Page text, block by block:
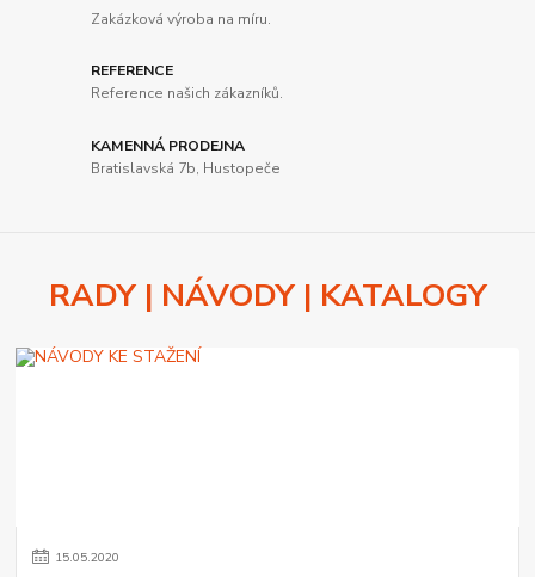
Zakázková výroba na míru.
REFERENCE
Reference našich zákazníků.
KAMENNÁ PRODEJNA
Bratislavská 7b, Hustopeče
RADY | NÁVODY | KATALOGY
15.05.2020